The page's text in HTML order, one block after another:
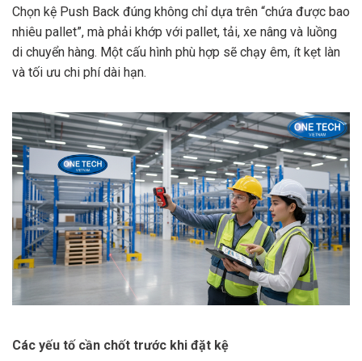
Chọn kệ Push Back đúng không chỉ dựa trên “chứa được bao
nhiêu pallet”, mà phải khớp với pallet, tải, xe nâng và luồng
di chuyển hàng. Một cấu hình phù hợp sẽ chạy êm, ít kẹt làn
và tối ưu chi phí dài hạn.
Các yếu tố cần chốt trước khi đặt kệ